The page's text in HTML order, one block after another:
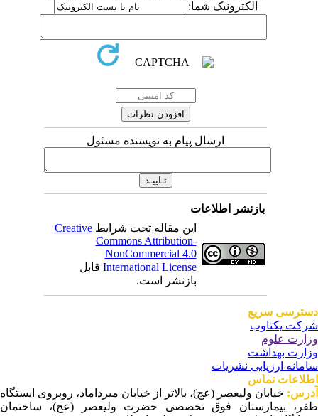
الکترونیک شما:
ارسال پیام به نویسنده مسئول
بازنشر اطلاعات
این مقاله تحت شرایطCreative
Commons Attribution-
NonCommercial 4.0
International Licenseقابل
بازنشر است.
سریع
یکتاوب
علوم
بهداشت
ارزیابی نشریات
تماس
خیابان ولیعصر (عج)، بالاتر از خیابان میرداماد، روبروی ایستگاه
بیمارستان فوق تخصصی حضرت ولیعصر (عج)، ساختمان